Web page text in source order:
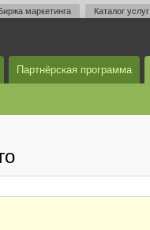
маркетинга Каталог услуг
Партнёрская программа